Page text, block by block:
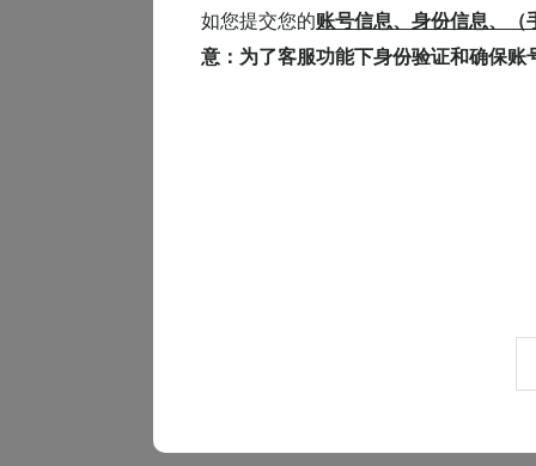
如您提交您的账号信息、身份信息、（
意：为了客服功能下身份验证和确保账